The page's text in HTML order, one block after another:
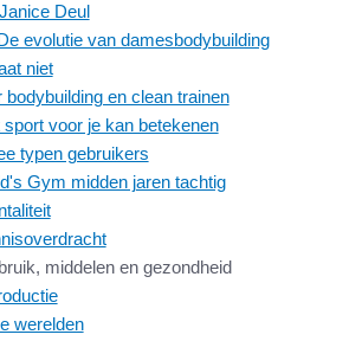
Deul
evolutie van damesbodybuilding
niet
en clean trainen
voor je kan betekenen
typen gebruikers
Gym midden jaren tachtig
middelen en gezondheid
werelden